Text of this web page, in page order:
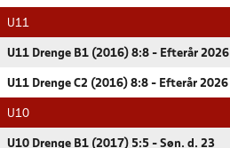
U11
U11 Drenge B1 (2016) 8:8 - Efterår 2026
U11 Drenge C2 (2016) 8:8 - Efterår 2026
U10
U10 Drenge B1 (2017) 5:5 - Søn. d. 23